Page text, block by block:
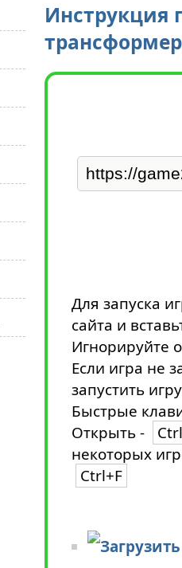
Инструкция
Для запуска
сайта и
Игнорируйте
Если игра не
запустить
Быстрые
Открыть -
некоторых
Ctrl+F